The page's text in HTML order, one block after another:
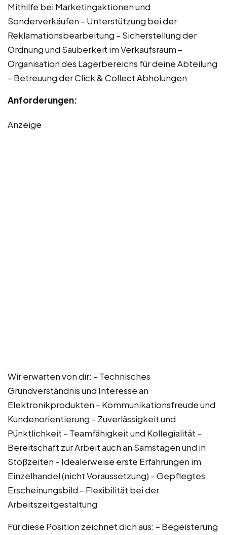
Mithilfe bei Marketingaktionen und
Sonderverkäufen – Unterstützung bei der
Reklamationsbearbeitung – Sicherstellung der
Ordnung und Sauberkeit im Verkaufsraum –
Organisation des Lagerbereichs für deine Abteilung
– Betreuung der Click & Collect Abholungen
Anforderungen:
Anzeige
Wir erwarten von dir: – Technisches
Grundverständnis und Interesse an
Elektronikprodukten – Kommunikationsfreude und
Kundenorientierung – Zuverlässigkeit und
Pünktlichkeit – Teamfähigkeit und Kollegialität –
Bereitschaft zur Arbeit auch an Samstagen und in
Stoßzeiten – Idealerweise erste Erfahrungen im
Einzelhandel (nicht Voraussetzung) – Gepflegtes
Erscheinungsbild – Flexibilität bei der
Arbeitszeitgestaltung
Für diese Position zeichnet dich aus: – Begeisterung